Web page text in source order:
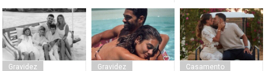
Gravidez Gravidez Casamento